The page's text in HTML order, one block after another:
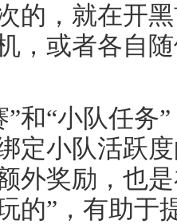
的，就在开
，或者各自
”和“小队任务
定小队活跃
外奖励，也
的”，有助于